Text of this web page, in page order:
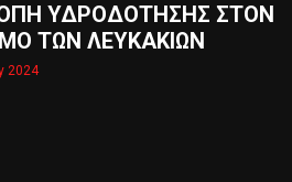
ΥΔΡΟΔΟΤΗΣΗΣ ΣΤΟΝ
ΤΩΝ ΛΕΥΚΑΚΙΩΝ
2024